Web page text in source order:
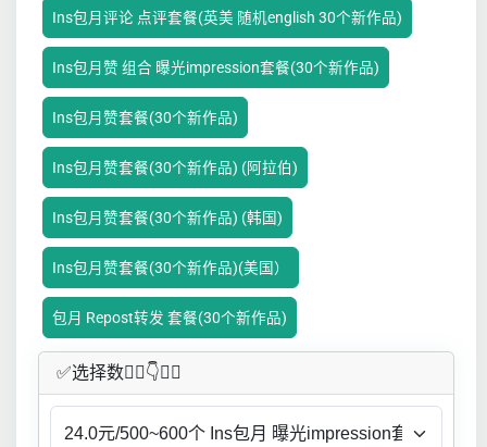
Ins包月评论 点评套餐(英美 随机english 30个新作品)
Ins包月赞 组合 曝光impression套餐(30个新作品)
Ins包月赞套餐(30个新作品)
Ins包月赞套餐(30个新作品) (阿拉伯)
Ins包月赞套餐(30个新作品) (韩国)
Ins包月赞套餐(30个新作品)(美国）
包月 Repost转发 套餐(30个新作品)
✅​选择数👇🏻​​👇👇🏻​​